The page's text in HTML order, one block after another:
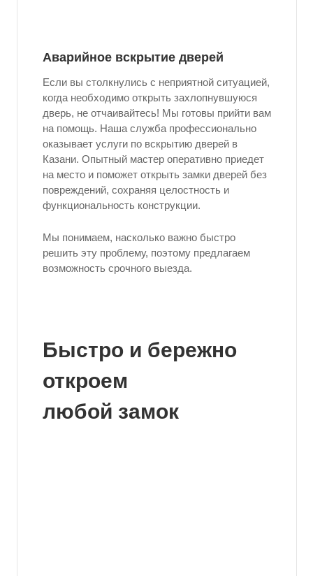
Аварийное вскрытие дверей
Если вы столкнулись с неприятной ситуацией,
когда необходимо открыть захлопнувшуюся
дверь, не отчаивайтесь! Мы готовы прийти вам
на помощь. Наша служба профессионально
оказывает услуги по вскрытию дверей в
Казани. Опытный мастер оперативно приедет
на место и поможет открыть замки дверей без
повреждений, сохраняя целостность и
функциональность конструкции.
Мы понимаем, насколько важно быстро
решить эту проблему, поэтому предлагаем
возможность срочного выезда.
Быстро и бережно
откроем
любой замок